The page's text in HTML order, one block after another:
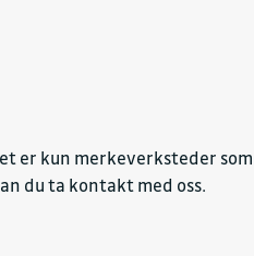
er kun merkeverksteder
du ta kontakt med oss.